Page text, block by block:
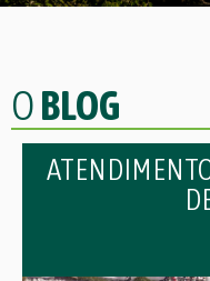
OBLOG